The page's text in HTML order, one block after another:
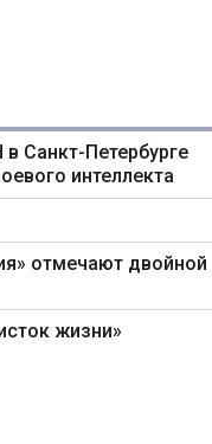
Санкт-Петербурге
интеллекта
отмечают двойной
жизни»